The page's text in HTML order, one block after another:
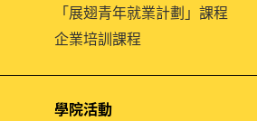
「展翅青年就業計劃」課程
企業培訓課程
學院活動